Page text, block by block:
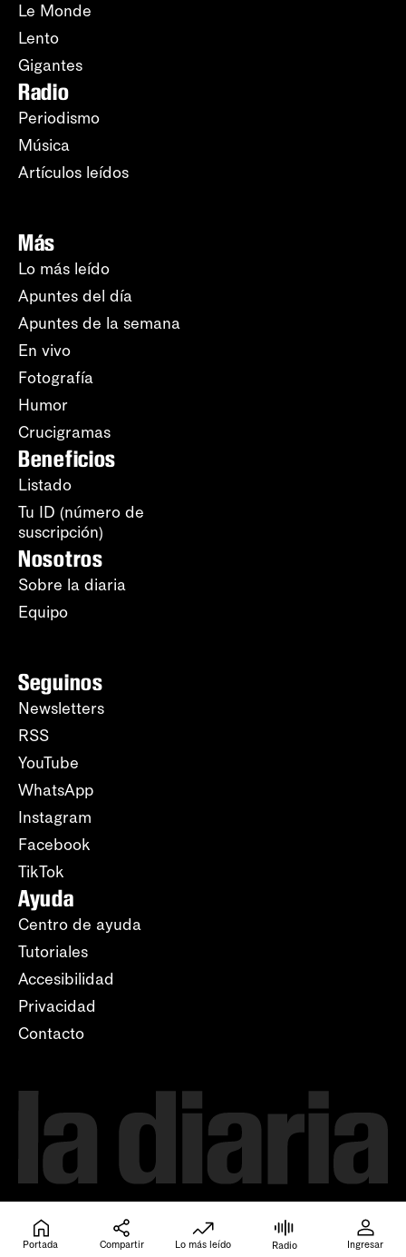
Le Monde
Lento
Gigantes
Radio
Periodismo
Música
Artículos leídos
Más
Lo más leído
Apuntes del día
Apuntes de la semana
En vivo
Fotografía
Humor
Crucigramas
Beneficios
Listado
Tu ID (número de
suscripción)
Nosotros
Sobre la diaria
Equipo
Seguinos
Newsletters
RSS
YouTube
WhatsApp
Instagram
Facebook
TikTok
Ayuda
Centro de ayuda
Tutoriales
Accesibilidad
Privacidad
Contacto
Portada Compartir Lo más leído Radio Ingresar